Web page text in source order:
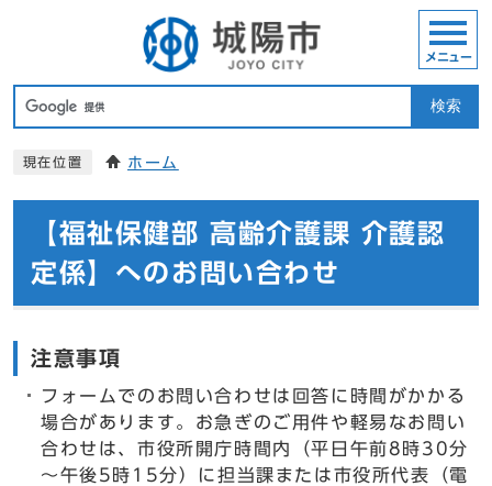
検索
メニュー
現在位置 ホーム
【福祉保健部 高齢介護課 介護認
定係】へのお問い合わせ
注意事項
フォームでのお問い合わせは回答に時間がかかる
場合があります。お急ぎのご用件や軽易なお問い
合わせは、市役所開庁時間内（平日午前8時30分
～午後5時15分）に担当課または市役所代表（電